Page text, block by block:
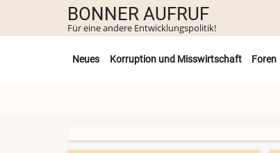
Inhalt
BONNER AUFRUF
Für eine andere Entwicklungspolitik!
Untermenü
Neues Korruption und Misswirtschaft Foren